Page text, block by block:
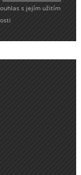
s jejím užitím